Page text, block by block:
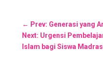
← Prev: Generasi yang
Next: Urgensi
Islam bagi Siswa